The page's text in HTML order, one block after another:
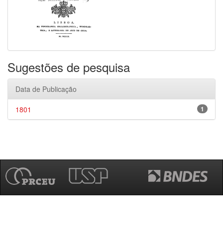
Sugestões de pesquisa
Data de Publicação
1
1801